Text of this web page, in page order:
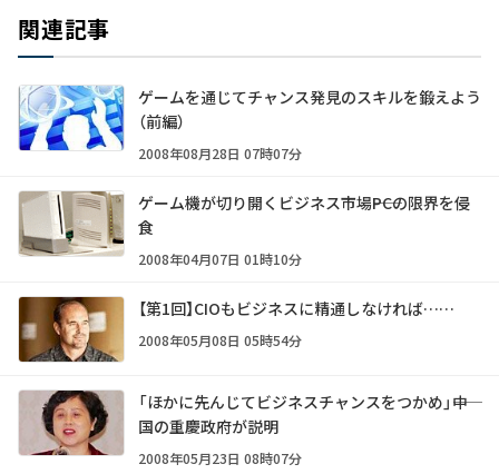
関連記事
ゲームを通じてチャンス発見のスキルを鍛えよう
（前編）
2008年08月28日 07時07分
ゲーム機が切り開くビジネス市場――PCの限界を侵
食
2008年04月07日 01時10分
【第1回】CIOもビジネスに精通しなければ……
2008年05月08日 05時54分
「ほかに先んじてビジネスチャンスをつかめ」――中
国の重慶政府が説明
2008年05月23日 08時07分